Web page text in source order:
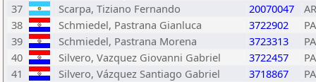
37
Scarpa, Tiziano Fernando 20070047
38
Schmiedel, Pastrana Gianluca 3722902
39
Schmiedel, Pastrana Morena 3723313
40
Silvero, Vazquez Giovanni Gabriel 3722457
41
Silvero, Vázquez Santiago Gabriel 3718867